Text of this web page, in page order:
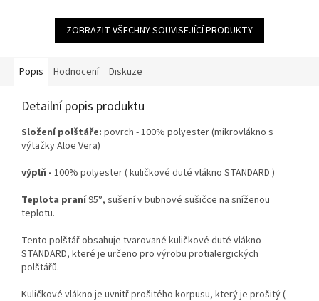
ZOBRAZIT VŠECHNY SOUVISEJÍCÍ PRODUKTY
Popis Hodnocení Diskuze
Detailní popis produktu
Složení polštáře: povrch - 100% polyester (mikrovlákno s
výtažky Aloe Vera)
výplň - 100% polyester ( kuličkové duté vlákno STANDARD )
Teplota praní95°, sušení v bubnové sušičce na sníženou
teplotu.
Tento polštář obsahuje tvarované kuličkové duté vlákno
STANDARD, které je určeno pro výrobu protialergických
polštářů.
Kuličkové vlákno je uvnitř prošitého korpusu, který je prošitý (